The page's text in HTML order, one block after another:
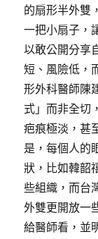
的扇形半外雙
一把小扇子，
以敢公開分享
短、風險低，
形外科醫師陳
式」而非全切
疤痕極淡，甚
是，每個人的
狀，比如韓韶
些組織，而台
外雙更開放一
給醫師看，並